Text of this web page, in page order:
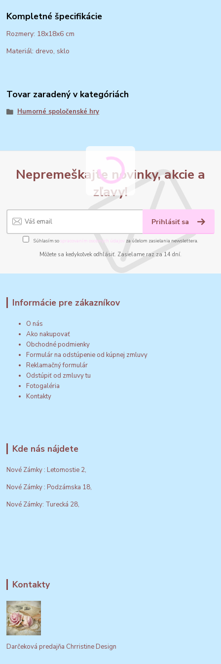
Kompletné špecifikácie
Rozmery: 18x18x6 cm
Materiál: drevo, sklo
Tovar zaradený v kategóriách
Humorné spoločenské hry
Nepremeškajte novinky, akcie a
zľavy!
Prihlásiť sa
Súhlasím sospracovaním osobných údajov za účelom zasielania newslettera.
Môžete sa kedykoľvek odhlásiť. Zasielame raz za 14 dní.
Informácie pre zákazníkov
O nás
Ako nakupovať
Obchodné podmienky
Formulár na odstúpenie od kúpnej zmluvy
Reklamačný formulár
Odstúpiť od zmluvy tu
Fotogaléria
Kontakty
Kde nás nájdete
Nové Zámky : Letomostie 2,
Nové Zámky : Podzámska 18,
Nové Zámky: Turecká 28,
Kontakty
Darčeková predajňa Chrristine Design